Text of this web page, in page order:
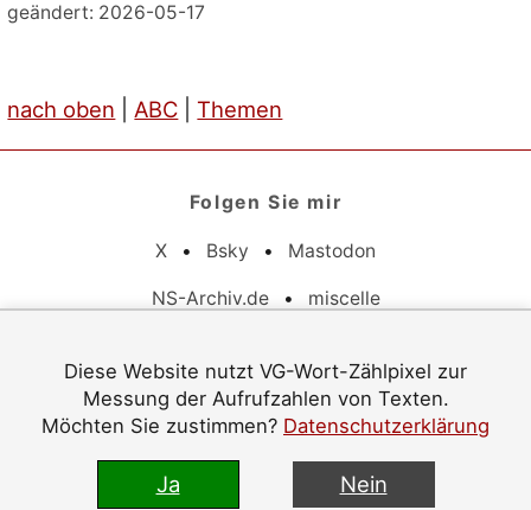
geändert: 2026-05-17
nach oben ABC |Themen
Folgen Sie mir
X • Bsky • Mastodon
NS-Archiv.de • miscelle
Pflichtangaben
Datenschutz • Barrierefreiheit • Impressum
© 1996–2026 Jürgen Langowski
Diese Website nutzt VG-Wort-Zählpixel zur
Messung der Aufrufzahlen von Texten.
Möchten Sie zustimmen? Datenschutzerklärung
Ja Nein